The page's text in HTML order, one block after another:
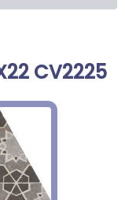
CV2225